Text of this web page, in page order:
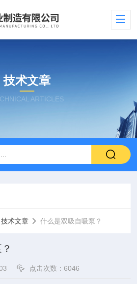
技术文章
ARTICLES
技术文章 什么是双吸自吸泵？
点击次数：6046